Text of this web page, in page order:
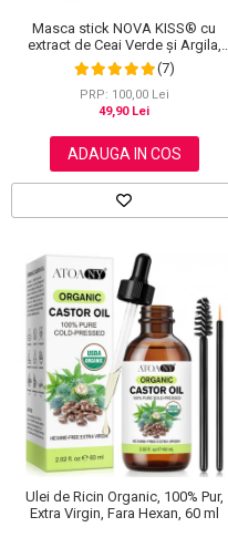
Masca stick NOVA KISS® cu
extract de Ceai Verde și Argila,
impotriva Acneei, Excesului de
Sebum, Anti Puncte Negre, 40 g
(7)
PRP: 100,00 Lei
49,90 Lei
ADAUGA IN COS
Ulei de Ricin Organic, 100% Pur,
Extra Virgin, Fara Hexan, 60 ml